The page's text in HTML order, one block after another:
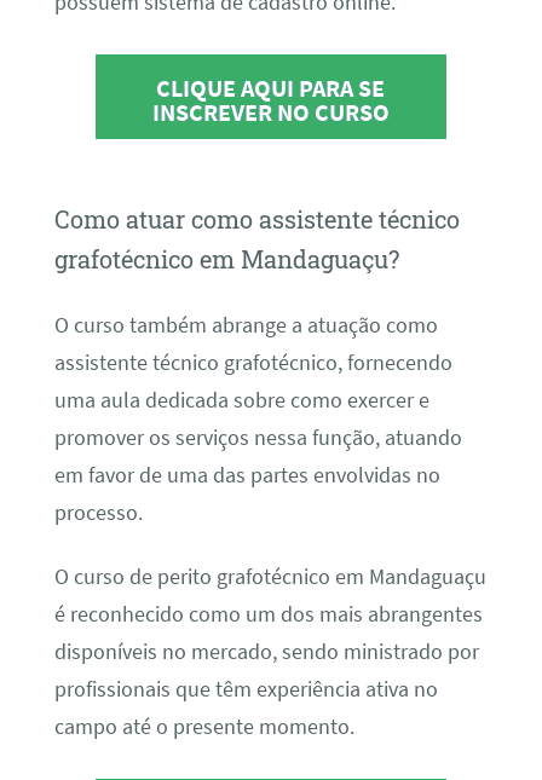
CLIQUE AQUI PARA SE
INSCREVER NO CURSO
Como atuar como assistente técnico
grafotécnico em Mandaguaçu?
O curso também abrange a atuação como
assistente técnico grafotécnico, fornecendo
uma aula dedicada sobre como exercer e
promover os serviços nessa função, atuando
em favor de uma das partes envolvidas no
processo.
O curso de perito grafotécnico em Mandaguaçu
é reconhecido como um dos mais abrangentes
disponíveis no mercado, sendo ministrado por
profissionais que têm experiência ativa no
campo até o presente momento.